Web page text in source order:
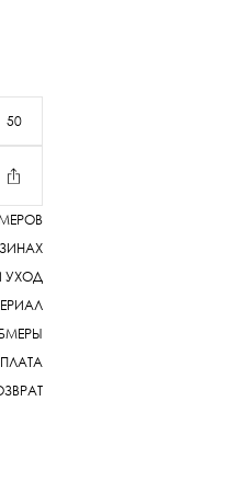
—
50
УХОД